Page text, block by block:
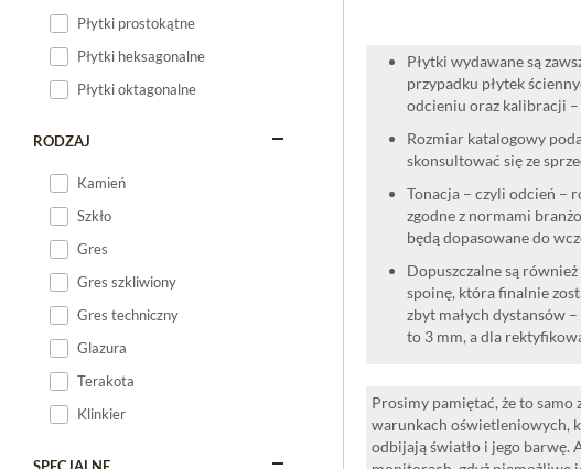
Płytki prostokątne
Płytki heksagonalne
Płytki oktagonalne
RODZAJ
Kamień
Szkło
Gres
Gres szkliwiony
Gres techniczny
Glazura
Terakota
Klinkier
Płytki wydawane są
przypadku płytek
odcieniu oraz kalibracji
Rozmiar katalogowy
skonsultować się ze
Tonacja – czyli odcień –
zgodne z normami
będą dopasowane do
Dopuszczalne są
spoinę, która finalnie
zbyt małych dystansów
to 3 mm, a dla
Prosimy pamiętać, że to
warunkach oświetleniowych,
odbijają światło i jego barwę.